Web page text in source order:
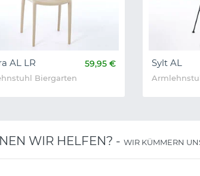
AL LR 59,95 €
Biergarten
Sylt AL
WIR HELFEN? - WIR KÜMMERN